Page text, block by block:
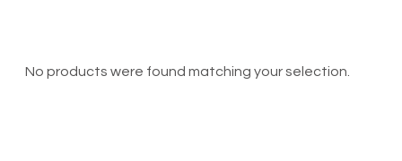
No products were found matching your selection.